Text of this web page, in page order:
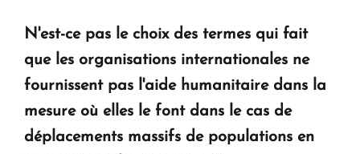
N'est-ce pas le choix des termes qui fait
que les organisations internationales ne
fournissent pas l'aide humanitaire dans la
mesure où elles le font dans le cas de
déplacements massifs de populations en